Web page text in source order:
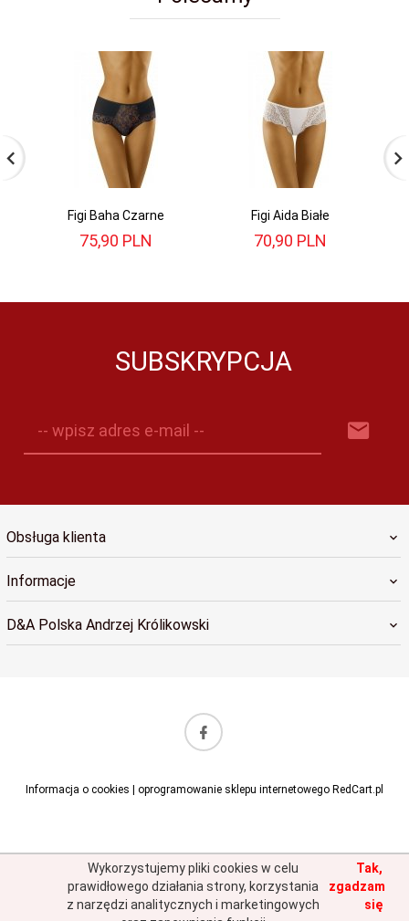
Figi Baha Czarne
75,90 PLN
Figi Aida Białe
70,90 PLN
SUBSKRYPCJA
-- wpisz adres e-mail --
Obsługa klienta
Informacje
D&A Polska Andrzej Królikowski
Informacja o cookies | oprogramowanie sklepu internetowego RedCart.pl
Wykorzystujemy pliki cookies w celu
prawidłowego działania strony, korzystania
z narzędzi analitycznych i marketingowych
Tak,
zgadzam
się